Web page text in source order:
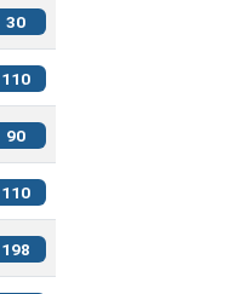
30
110
90
110
198